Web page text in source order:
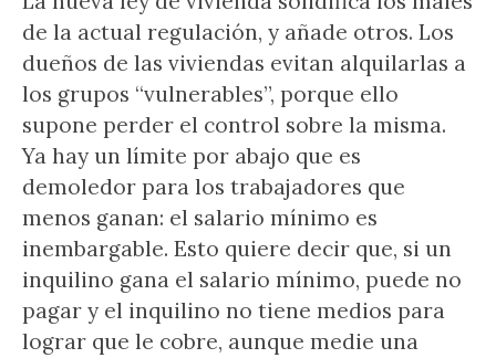
de la actual regulación, y añade otros. Los
dueños de las viviendas evitan alquilarlas a
los grupos “vulnerables”, porque ello
supone perder el control sobre la misma.
Ya hay un límite por abajo que es
demoledor para los trabajadores que
menos ganan: el salario mínimo es
inembargable. Esto quiere decir que, si un
inquilino gana el salario mínimo, puede no
pagar y el inquilino no tiene medios para
lograr que le cobre, aunque medie una